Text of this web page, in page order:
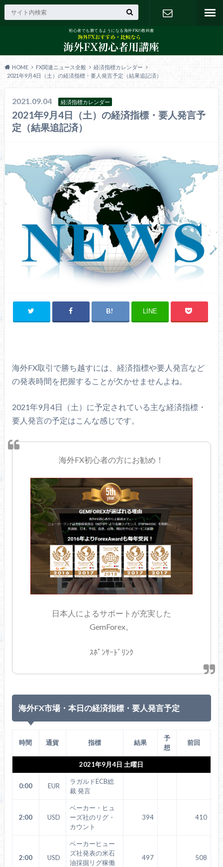
初心者でも勝てるようになる海外FXの教科書
HOME FX関連ニュース全般
経済指標カレンダー
2021年9月4日（土）の経済指標・要人発言予定（結果追記済）
2021.09.04 経済指標カレンダー
2021年9月4日（土）の経済指標・要人発言予
定（結果追記済）
LINE
海外FX取引で勝ち越すには、経済指標や要人発言など
の発表時間を把握することが欠かせませんよね。
2021年9月4日（土）に予定されている主な経済指標・
要人発言の予定はこんな感じです。
海外FX初心者の方にお勧め！
日本人によるサポートが充実した
GemForex。
ｽﾎﾟﾝｻｰﾄﾞﾘﾝｸ
海外FX市場・本日の経済指標・要人発言予定
時間 通貨 指標 結果
予
想
前回
2021年9月4日 土曜日
0:00 EUR
ラガルドECB総
裁 発言
2:00 USD
ベーカー・ヒュ
ーズ社のリグ・
カウント
394 410
2:00 USD
ベーカーヒュー
ズ社発表の米石
油採掘リグ稼働
497 508